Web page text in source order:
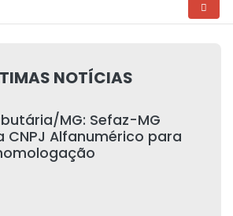
NOTÍCIAS
MG: Sefaz-MG
CNPJ Alfanumérico para